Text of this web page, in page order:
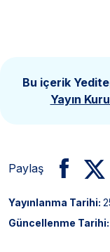
Bu içerik
Yayın
Paylaş
Yayınlanma Tarihi:
Güncellenme Tarihi: